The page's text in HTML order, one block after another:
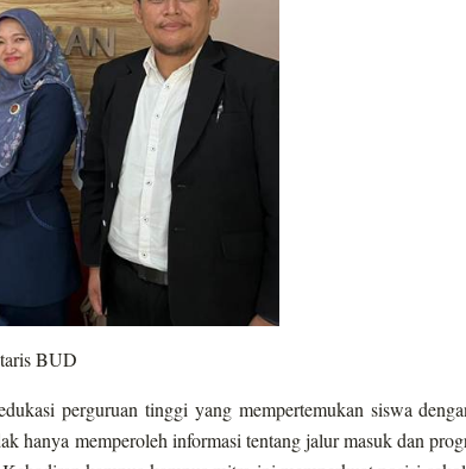
BUD
perguruan tinggi yang mempertemukan siswa
hanya memperoleh informasi tentang jalur masuk dan